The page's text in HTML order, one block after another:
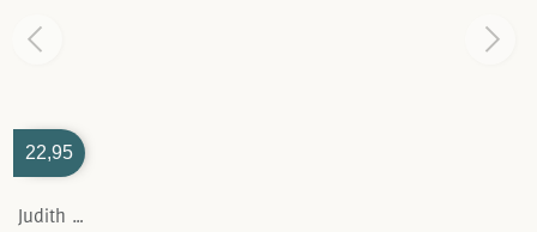
22,95
Judith Marechal